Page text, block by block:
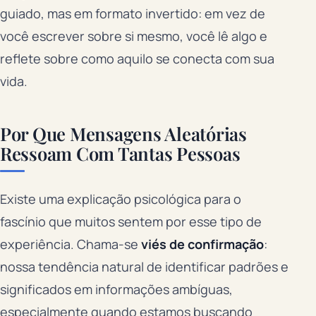
guiado, mas em formato invertido: em vez de
você escrever sobre si mesmo, você lê algo e
reflete sobre como aquilo se conecta com sua
vida.
Por Que Mensagens Aleatórias
Ressoam Com Tantas Pessoas
Existe uma explicação psicológica para o
fascínio que muitos sentem por esse tipo de
experiência. Chama-se viés de confirmação:
nossa tendência natural de identificar padrões e
significados em informações ambíguas,
especialmente quando estamos buscando